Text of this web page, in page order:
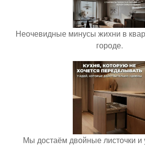
Неочевидные минусы жихни в
городе.
Мы достаём двойные листочки и